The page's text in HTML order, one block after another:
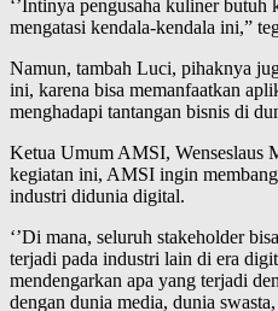
‘’Intinya pengusaha kuliner
mengatasi kendala-kendala ini,”
Namun, tambah Luci, pihaknya
ini, karena bisa memanfaatkan
menghadapi tantangan bisnis di
Ketua Umum AMSI, Wenseslaus
kegiatan ini, AMSI ingin
industri didunia digital.
‘’Di mana, seluruh stakeholder
terjadi pada industri lain di era
mendengarkan apa yang terjadi
dengan dunia media, dunia